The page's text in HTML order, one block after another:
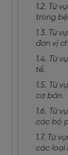
1.2. Từ
trong
1.3. Từ
đơn vị
1.4. Từ
tế.
1.5. Từ
cơ bản.
1.6. Từ
các bộ
1.7. Từ
các loại